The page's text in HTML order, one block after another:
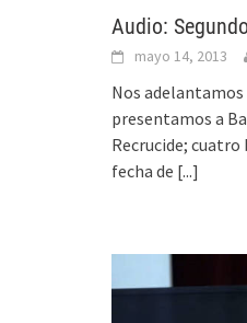
Audio:
mayo 14, 2013
Nos
presentamos a
Recrucide;
fecha de [...]